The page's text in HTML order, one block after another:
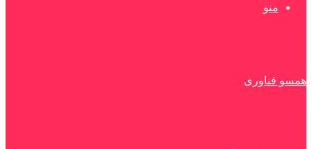
منو
همسو فناوری